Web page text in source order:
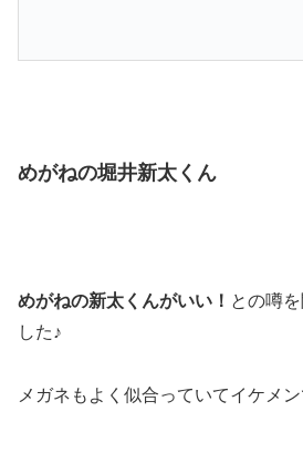
めがねの堀井新太くん
めがねの新太くんがいい！ との噂
した♪
メガネもよく似合っていてイケメン